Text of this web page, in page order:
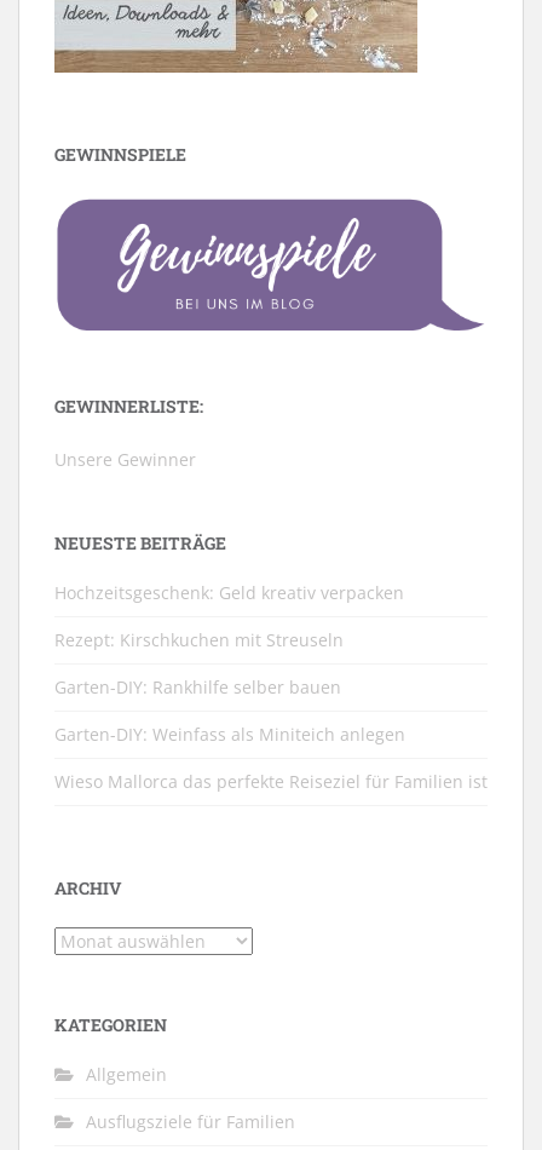
GEWINNSPIELE
GEWINNERLISTE:
Unsere Gewinner
NEUESTE BEITRÄGE
Hochzeitsgeschenk: Geld kreativ verpacken
Rezept: Kirschkuchen mit Streuseln
Garten-DIY: Rankhilfe selber bauen
Garten-DIY: Weinfass als Miniteich anlegen
Wieso Mallorca das perfekte Reiseziel für Familien ist
ARCHIV
Archiv
KATEGORIEN
Allgemein
Ausflugsziele für Familien